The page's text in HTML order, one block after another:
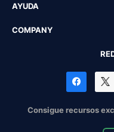
AYUDA
COMPANY
Consigue recursos